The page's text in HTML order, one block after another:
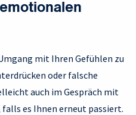
mit Ihren Gefühlen zu
oder falsche
auch im Gespräch mit
es Ihnen erneut passiert.